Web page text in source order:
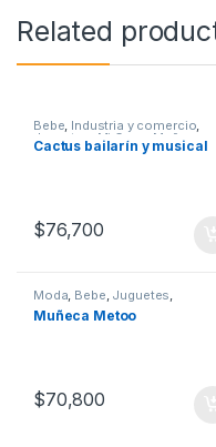
Related
Bebe, Industria y comercio,
Juguetes Mi Casa Muñecas
Niña,Niñas,Niño,Niños,
Cactus bailarín y musical
$76,700
Moda, Bebe, Juguetes,
Maternidad, Mujer
Niña,Niñas,Peluches
Muñeca Metoo
$70,800